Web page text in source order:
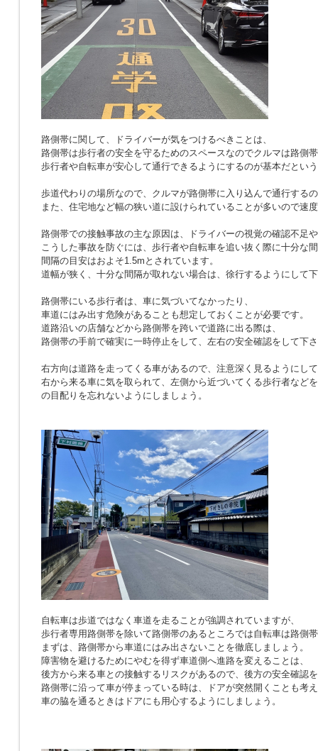
路側帯に関して、ドライバーが気をつけるべきことは、
路側帯は歩行者の安全を守るためのスペースなのでクルマは路側
歩行者や自転車が安心して通行できるようにするのが基本だとい
歩道代わりの場所なので、クルマが路側帯に入り込んで通行する
また、住宅地など幅の狭い道に設けられていることが多いので速
路側帯での接触事故の主な原因は、ドライバーの視覚の確認不足
こうした事故を防ぐには、歩行者や自転車を追い抜く際に十分な
間隔の目安はおよそ1.5mとされています。
道幅が狭く、十分な間隔が取れない場合は、徐行するようにして
路側帯にいる歩行者は、車に気づいてなかったり、
車道にはみ出す危険があることも想定しておくことが必要です。
道路沿いの店舗などから路側帯を跨いで道路に出る際は、
路側帯の手前で確実に一時停止をして、左右の安全確認をして下
右方向は道路を走ってくる車があるので、注意深く見るようにし
右から来る車に気を取られて、左側から近づいてくる歩行者など
の目配りを忘れないようにしましょう。
自転車は歩道ではなく車道を走ることが強調されていますが、
歩行者専用路側帯を除いて路側帯のあるところでは自転車は路側
まずは、路側帯から車道にはみ出さないことを徹底しましょう。
障害物を避けるためにやむを得ず車道側へ進路を変えることは、
後方から来る車との接触するリスクがあるので、後方の安全確認
路側帯に沿って車が停まっている時は、ドアが突然開くことも考
車の脇を通るときはドアにも用心するようにしましょう。